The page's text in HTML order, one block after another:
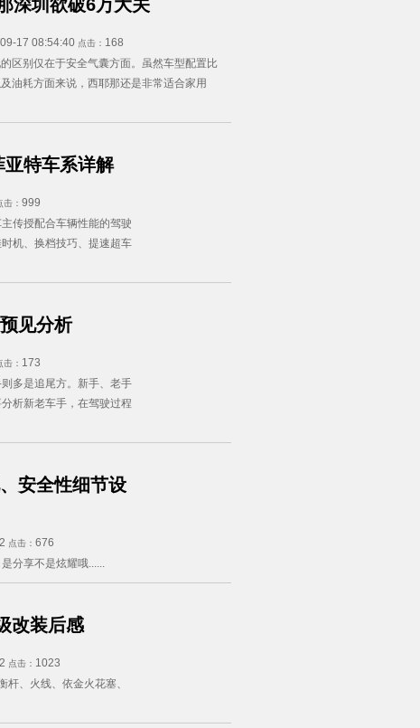
深圳欲破6万大关
17 08:54:40 点击： 168
区别仅在于安全气囊方面。虽然车型配置比
油耗方面来说，西耶那还是非常适合家用
特车系详解
击： 999
传授配合车辆性能的驾驶
机、换档技巧、提速超车
见分析
击： 173
多是追尾方。新手、老手
析新老车手，在驾驶过程
安全性细节设
点击： 676
分享不是炫耀哦......
改装后感
点击： 1023
、火线、依金火花塞、